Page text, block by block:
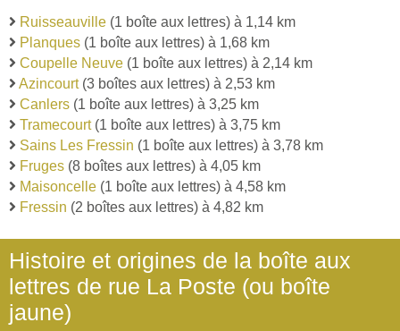
Ruisseauville (1 boîte aux lettres) à 1,14 km
Planques (1 boîte aux lettres) à 1,68 km
Coupelle Neuve (1 boîte aux lettres) à 2,14 km
Azincourt(3 boîtes aux lettres) à 2,53 km
Canlers (1 boîte aux lettres) à 3,25 km
Tramecourt(1 boîte aux lettres) à 3,75 km
Sains Les Fressin (1 boîte aux lettres) à 3,78 km
Fruges (8 boîtes aux lettres) à 4,05 km
Maisoncelle (1 boîte aux lettres) à 4,58 km
Fressin (2 boîtes aux lettres) à 4,82 km
Histoire et origines de la boîte aux
lettres de rue La Poste (ou boîte
jaune)